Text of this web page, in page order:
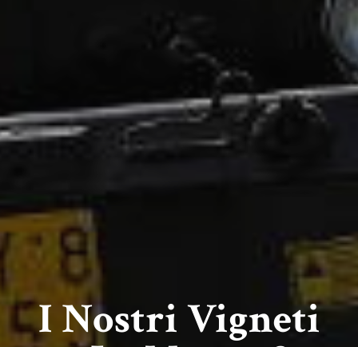
I Nostri Vigneti